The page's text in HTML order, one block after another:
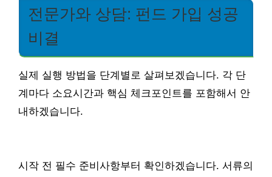
전문가와 상담: 펀드 가입 성공
비결
실제 실행 방법을 단계별로 살펴보겠습니다. 각 단
계마다 소요시간과 핵심 체크포인트를 포함해서 안
내하겠습니다.
시작 전 필수 준비사항부터 확인하겠습니다. 서류의